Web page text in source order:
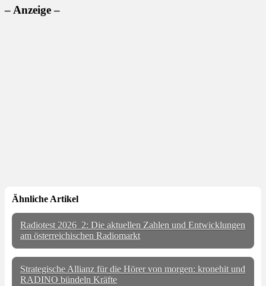
– Anzeige –
Ähnliche Artikel
Radiotest 2026_2: Die aktuellen Zahlen und Entwicklungen
am österreichischen Radiomarkt
Strategische Allianz für die Hörer von morgen: kronehit und
RADINO bündeln Kräfte